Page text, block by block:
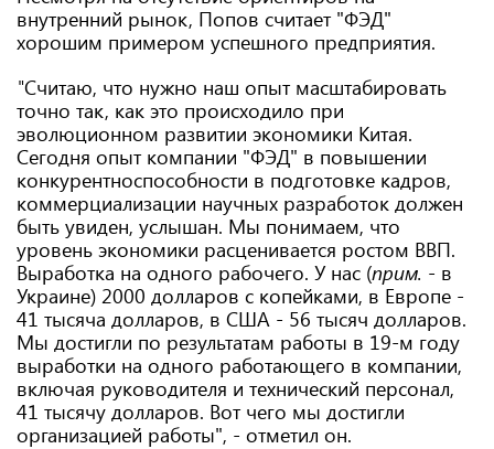
внутренний рынок, Попов считает "ФЭД"
хорошим примером успешного предприятия.
"Считаю, что нужно наш опыт масштабировать
точно так, как это происходило при
эволюционном развитии экономики Китая.
Сегодня опыт компании "ФЭД" в повышении
конкурентноспособности в подготовке кадров,
коммерциализации научных разработок должен
быть увиден, услышан. Мы понимаем, что
уровень экономики расценивается ростом ВВП.
Выработка на одного рабочего. У нас (прим. - в
Украине) 2000 долларов с копейками, в Европе -
41 тысяча долларов, в США - 56 тысяч долларов.
Мы достигли по результатам работы в 19-м году
выработки на одного работающего в компании,
включая руководителя и технический персонал,
41 тысячу долларов. Вот чего мы достигли
организацией работы", - отметил он.